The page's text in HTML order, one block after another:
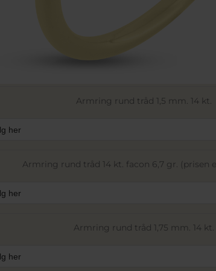
Armring rund tråd 1,5 mm. 14 kt.
Armring rund tråd 14 kt. facon 6,7 gr. (prisen
Armring rund tråd 1,75 mm. 14 kt.